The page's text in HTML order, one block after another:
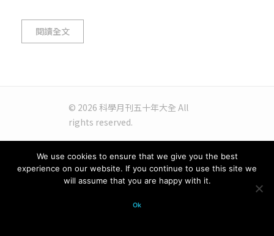
閱讀全文
© 2026 科學月刊五十年大全 All
rights reserved.
We use cookies to ensure that we give you the best
experience on our website. If you continue to use this site we
will assume that you are happy with it.
Ok